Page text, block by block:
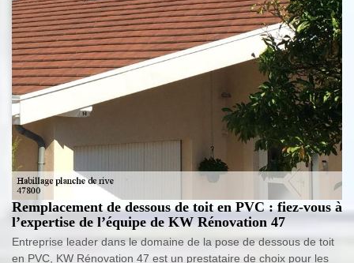
Remplacement de dessous de toit en PVC : fiez-vous à
l’expertise de l’équipe de KW Rénovation 47
Entreprise leader dans le domaine de la pose de dessous de toit
en PVC, KW Rénovation 47 est un prestataire de choix pour les